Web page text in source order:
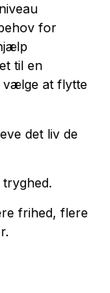
for
til en
vælge at flytte
det liv de
frihed, flere